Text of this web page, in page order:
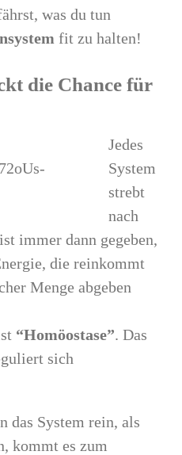
was du tun
fit zu halten!
die Chance für
Jedes
System
strebt
nach
immer dann gegeben,
die reinkommt
Menge abgeben
“Homöostase”. Das
sich
das System rein, als
kommt es zum